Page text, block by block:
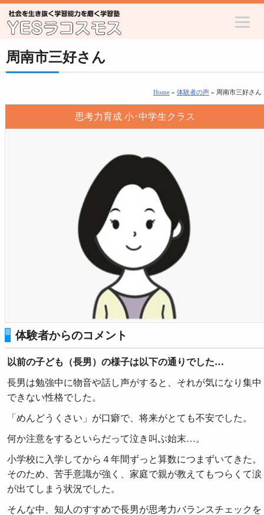
周南市三好さん
Home » 体験者の声 » 周南市三好さん
思考力育成 小･中学生クラス
体験者からのコメント
以前の子ども（長男）の様子は以下の通りでした…
長男は勉強中に物音や話し声がすると、それが気になり集中
できない性格でした。
「めんどうくさい」が口癖で、将来がとても不安でした。
何か注意をするといらだって泣き叫ぶ始末…。
小学校に入学してから４年間ずっと算数につまずいてきた。
そのため、苦手意識が強く、家庭で親が教えてもつらくて涙
が出てしまう状況でした。
そんな中、知人のすすめで長男が思考力バランスチェックを